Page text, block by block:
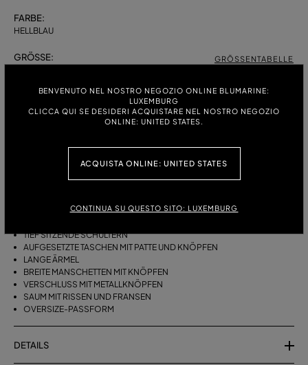
BENVENUTO NEL NOSTRO NEGOZIO ONLINE BLUMARINE:
LUXEMBURG
CLICCA QUI SE DESIDERI ACQUISTARE NEL NOSTRO NEGOZIO
ONLINE: UNITED STATES.
ACQUISTA ONLINE: UNITED STATES
CONTINUA SU QUESTO SITO: LUXEMBURG
FARBE:
HELLBLAU
GRÖSSE: GRÖSSENTABELLE
OVERSIZE-HEMD AUS STONEWASHED DENIM MIT AUFGESTICKTEM
STONEWASHED DENIM
TIEF SITZENDE SCHULTERN
AUFGESETZTE TASCHEN MIT PATTE UND KNÖPFEN
LANGE ÄRMEL
BREITE MANSCHETTEN MIT KNÖPFEN
VERSCHLUSS MIT METALLKNÖPFEN
SAUM MIT RISSEN UND FRANSEN
OVERSIZE-PASSFORM
DETAILS